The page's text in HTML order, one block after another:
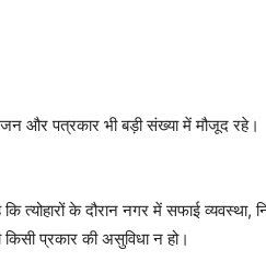
और पत्रकार भी बड़ी संख्या में मौजूद रहे।
त्योहारों के दौरान नगर में सफाई व्यवस्था,
किसी प्रकार की असुविधा न हो।